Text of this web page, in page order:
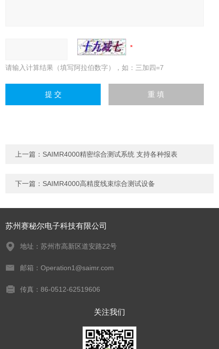
请输入计算结果（填写阿拉伯数字），如：三加四=7
上一篇： SAIMR4000精密综合测试系统 支持各种报表
下一篇： SAIMR4000高精度线束综合测试设备
苏州赛秘尔电子科技有限公司
地址：苏州市高新区道安路22号
邮箱：Operation1@saimr.com
传真：86-0512-62519606
关注我们